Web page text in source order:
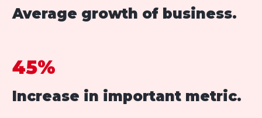
Average growth of business.
45%
Increase in important metric.